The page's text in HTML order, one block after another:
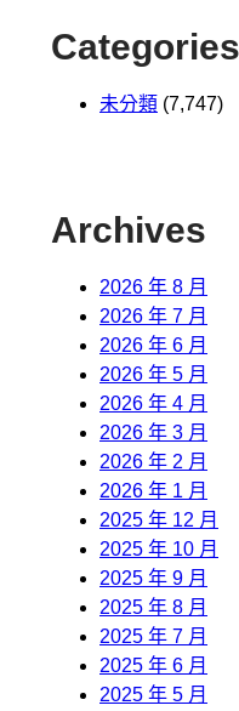
Categories
未分類 (7,747)
Archives
2026 年 8 月
2026 年 7 月
2026 年 6 月
2026 年 5 月
2026 年 4 月
2026 年 3 月
2026 年 2 月
2026 年 1 月
2025 年 12 月
2025 年 10 月
2025 年 9 月
2025 年 8 月
2025 年 7 月
2025 年 6 月
2025 年 5 月